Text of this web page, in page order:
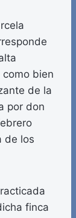
bien
de la
por don
de los
finca